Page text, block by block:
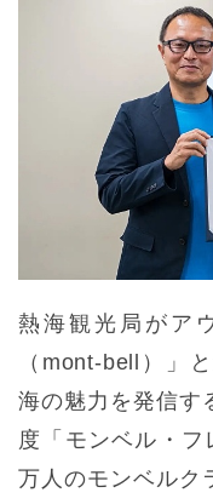
熱海観光局がア
（mont-bell）」
海の魅力を発信す
度「モンベル・
万人のモンベルク